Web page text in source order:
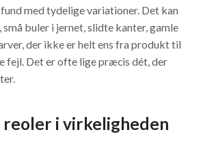
med tydelige variationer. Det kan
buler i jernet, slidte kanter, gamle
der ikke er helt ens fra produkt til
fejl. Det er ofte lige præcis dét, der
reoler i virkeligheden